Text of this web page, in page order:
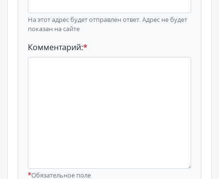
На этот адрес будет отправлен ответ. Адрес не будет
показан на сайте
Комментарий:*
*Обязательное поле